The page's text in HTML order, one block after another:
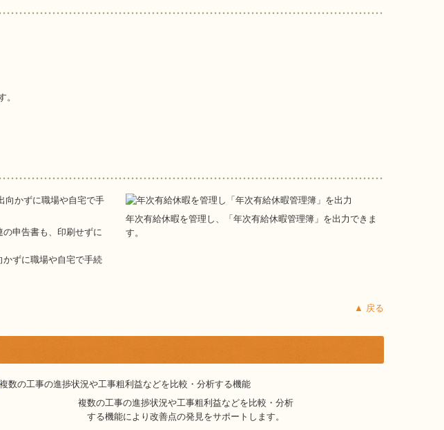
。
申告書も、印刷せずに
ずに職場や自宅で手続
年次有給休暇を管理し、「年次有給休暇管理簿」を出力できま
す。
▲ 戻る
複数の工事の進捗状況や工事粗利益などを比較・分析
する機能により改善点の発見をサポートします。